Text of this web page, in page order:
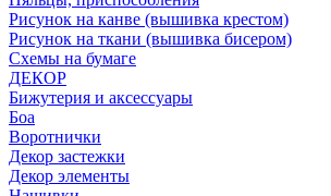
Рисунок на канве (вышивка крестом)
Рисунок на ткани (вышивка бисером)
Схемы на бумаге
ДЕКОР
Бижутерия и аксессуары
Боа
Воротнички
Декор застежки
Декор элементы